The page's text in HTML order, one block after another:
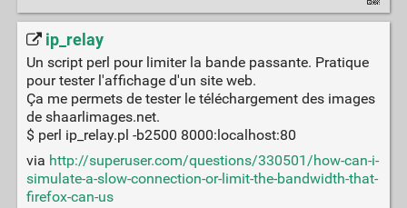
ip_relay
Un script perl pour limiter la bande passante. Pratique
pour tester l'affichage d'un site web.
Ça me permets de tester le téléchargement des images
de shaarlimages.net.
$ perl ip_relay.pl -b2500 8000:localhost:80
via http://superuser.com/questions/330501/how-can-i-
simulate-a-slow-connection-or-limit-the-bandwidth-that-
firefox-can-us